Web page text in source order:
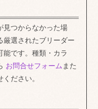
見つからなかった場
厳選されたブリーダー
能です。種類・カラ
お問合せフォーム また
ださい。